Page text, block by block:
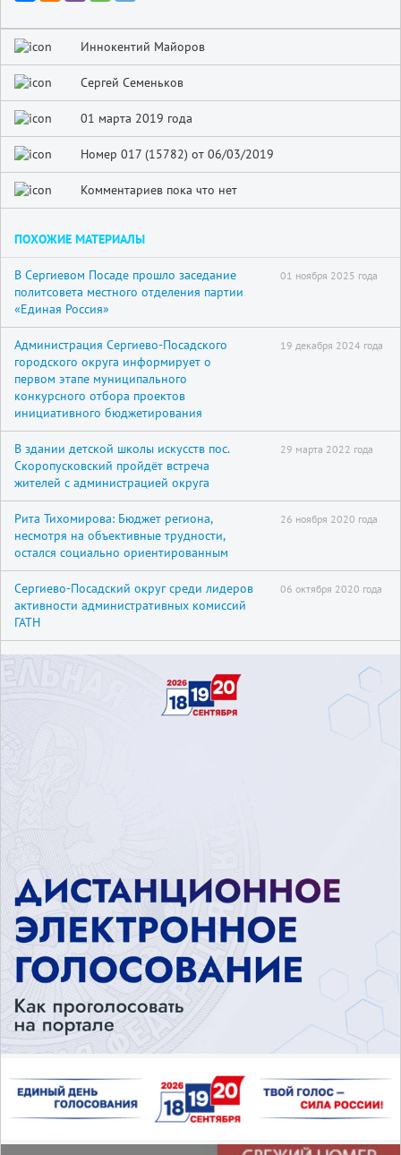
Иннокентий Майоров
Сергей Семеньков
01 марта 2019 года
Номер 017 (15782) от 06/03/2019
Комментариев пока что нет
ПОХОЖИЕ МАТЕРИАЛЫ
В Сергиевом Посаде прошло заседание
политсовета местного отделения партии
«Единая Россия»
01 ноября 2025 года
Администрация Сергиево-Посадского
городского округа информирует о
первом этапе муниципального
конкурсного отбора проектов
инициативного бюджетирования
19 декабря 2024 года
В здании детской школы искусств пос.
Скоропусковский пройдёт встреча
жителей с администрацией округа
29 марта 2022 года
Рита Тихомирова: Бюджет региона,
несмотря на объективные трудности,
остался социально ориентированным
26 ноября 2020 года
Сергиево-Посадский округ среди лидеров
активности административных комиссий
ГАТН
06 октября 2020 года